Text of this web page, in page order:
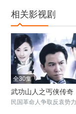
相关影视剧
全30集
武功山人之丐侠传奇
民国革命人争取反袁势力